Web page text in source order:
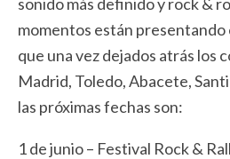
momentos están presentando
que una vez dejados atrás los
Madrid, Toledo, Abacete,
las próximas fechas son:
1 de junio – Festival Rock &